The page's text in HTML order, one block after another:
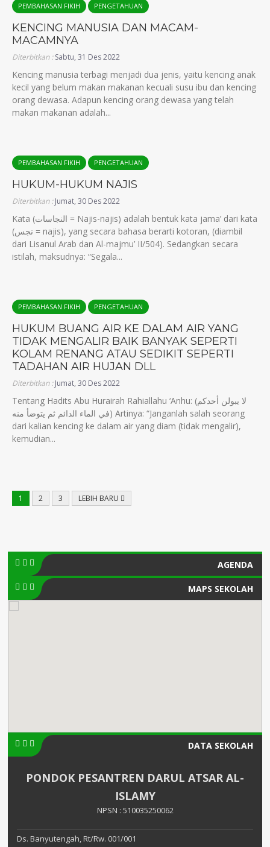
PEMBAHASAN FIKIH PENGETAHUAN
KENCING MANUSIA DAN MACAM-
MACAMNYA
Diterbitkan :Sabtu, 31 Des 2022
Kencing manusia terbagi menjadi dua jenis, yaitu kencing anak
kecil yang belum makan makanan kecuali susu ibu dan kencing
orang dewasa. Adapun kencing orang dewasa yang telah
makan makanan adalah...
PEMBAHASAN FIKIH PENGETAHUAN
HUKUM-HUKUM NAJIS
Diterbitkan :Jumat, 30 Des 2022
Kata (النجاسات = Najis-najis) adalah bentuk kata jama’ dari kata
(نجس = najis), yang secara bahasa berarti kotoran, (diambil
dari Lisanul Arab dan Al-majmu’ II/504). Sedangkan secara
istilah, maksudnya: “Segala...
PEMBAHASAN FIKIH PENGETAHUAN
HUKUM BUANG AIR KE DALAM AIR YANG
TIDAK MENGALIR BAIK BANYAK SEPERTI
KOLAM RENANG ATAU SEDIKIT SEPERTI
TADAHAN AIR HUJAN DLL
Diterbitkan :Jumat, 30 Des 2022
Tentang Hadits Abu Hurairah Rahiallahu ‘Anhu: (لا يبولن أحدكم
في الماء الدائم ثم يتوضأ منه) Artinya: “Janganlah salah seorang
dari kalian kencing ke dalam air yang diam (tidak mengalir),
kemudian...
1 2 3 LEBIH BARU
AGENDA
MAPS SEKOLAH
DATA SEKOLAH
PONDOK PESANTREN DARUL ATSAR AL-
ISLAMY
NPSN : 510035250062
Ds. Banyutengah, Rt/Rw. 001/001